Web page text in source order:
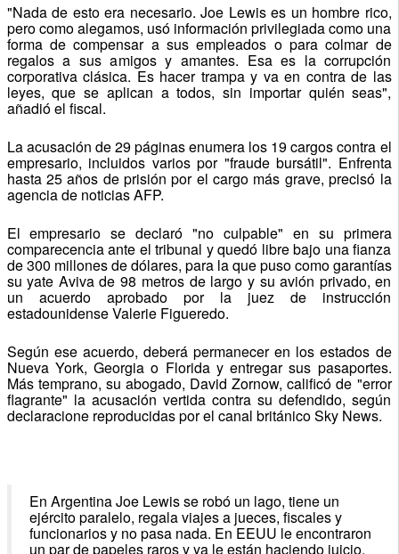
"Nada de esto era necesario. Joe Lewis es un hombre rico,
pero como alegamos, usó información privilegiada como una
forma de compensar a sus empleados o para colmar de
regalos a sus amigos y amantes. Esa es la corrupción
corporativa clásica. Es hacer trampa y va en contra de las
leyes, que se aplican a todos, sin importar quién seas",
añadió el fiscal.
La acusación de 29 páginas enumera los 19 cargos contra el
empresario, incluidos varios por "fraude bursátil". Enfrenta
hasta 25 años de prisión por el cargo más grave, precisó la
agencia de noticias AFP.
El empresario se declaró "no culpable" en su primera
comparecencia ante el tribunal y quedó libre bajo una fianza
de 300 millones de dólares, para la que puso como garantías
su yate Aviva de 98 metros de largo y su avión privado, en
un acuerdo aprobado por la juez de instrucción
estadounidense Valerie Figueredo.
Según ese acuerdo, deberá permanecer en los estados de
Nueva York, Georgia o Florida y entregar sus pasaportes.
Más temprano, su abogado, David Zornow, calificó de "error
flagrante" la acusación vertida contra su defendido, según
declaracione reproducidas por el canal británico Sky News.
En Argentina Joe Lewis se robó un lago, tiene un
ejército paralelo, regala viajes a jueces, fiscales y
funcionarios y no pasa nada. En EEUU le encontraron
un par de papeles raros y ya le están haciendo juicio.